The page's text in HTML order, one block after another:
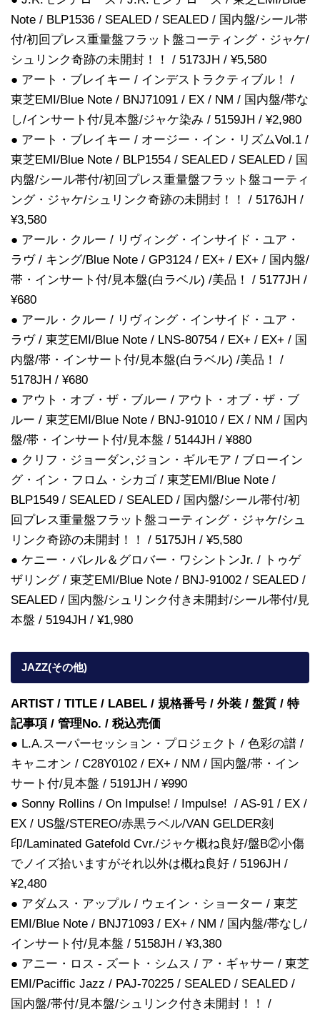
Note / BLP1536 / SEALED / SEALED / 国内盤/シール帯
付/初回プレス重量盤フラット盤コーティング・ジャケ/
シュリンク奇跡の未開封！！ / 5173JH / ¥5,580
● アート・ブレイキー / インデストラクティブル！ /
東芝EMI/Blue Note / BNJ71091 / EX / NM / 国内盤/帯な
し/インサート付/見本盤/ジャケ染み / 5159JH / ¥2,980
● アート・ブレイキー / オージー・イン・リズムVol.1 /
東芝EMI/Blue Note / BLP1554 / SEALED / SEALED / 国
内盤/シール帯付/初回プレス重量盤フラット盤コーティ
ング・ジャケ/シュリンク奇跡の未開封！！ / 5176JH /
¥3,580
● アール・クルー / リヴィング・インサイド・ユア・
ラヴ / キング/Blue Note / GP3124 / EX+ / EX+ / 国内盤/
帯・インサート付/見本盤(白ラベル) /美品！ / 5177JH /
¥680
● アール・クルー / リヴィング・インサイド・ユア・
ラヴ / 東芝EMI/Blue Note / LNS-80754 / EX+ / EX+ / 国
内盤/帯・インサート付/見本盤(白ラベル) /美品！ /
5178JH / ¥680
● アウト・オブ・ザ・ブルー / アウト・オブ・ザ・ブ
ルー / 東芝EMI/Blue Note / BNJ-91010 / EX / NM / 国内
盤/帯・インサート付/見本盤 / 5144JH / ¥880
● クリフ・ジョーダン,ジョン・ギルモア / ブローイン
グ・イン・フロム・シカゴ / 東芝EMI/Blue Note /
BLP1549 / SEALED / SEALED / 国内盤/シール帯付/初
回プレス重量盤フラット盤コーティング・ジャケ/シュ
リンク奇跡の未開封！！ / 5175JH / ¥5,580
● ケニー・バレル＆グロバー・ワシントンJr. / トゥゲ
ザリング / 東芝EMI/Blue Note / BNJ-91002 / SEALED /
SEALED / 国内盤/シュリンク付き未開封/シール帯付/見
本盤 / 5194JH / ¥1,980
JAZZ(その他)
ARTIST / TITLE / LABEL / 規格番号 / 外装 / 盤質 / 特
記事項 / 管理No. / 税込売価
● L.A.スーパーセッション・プロジェクト / 色彩の譜 /
キャニオン / C28Y0102 / EX+ / NM / 国内盤/帯・イン
サート付/見本盤 / 5191JH / ¥990
● Sonny Rollins / On Impulse! / Impulse! / AS-91 / EX /
EX / US盤/STEREO/赤黒ラベル/VAN GELDER刻
印/Laminated Gatefold Cvr./ジャケ概ね良好/盤B②小傷
でノイズ拾いますがそれ以外は概ね良好 / 5196JH /
¥2,480
● アダムス・アップル / ウェイン・ショーター / 東芝
EMI/Blue Note / BNJ71093 / EX+ / NM / 国内盤/帯なし/
インサート付/見本盤 / 5158JH / ¥3,380
● アニー・ロス - ズート・シムス / ア・ギャサー / 東芝
EMI/Paciffic Jazz / PAJ-70225 / SEALED / SEALED /
国内盤/帯付/見本盤/シュリンク付き未開封！！ /